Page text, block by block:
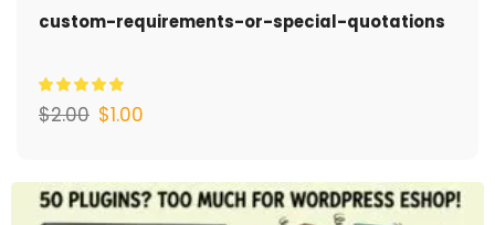
custom-requirements-or-special-quotations
$2.00 $1.00